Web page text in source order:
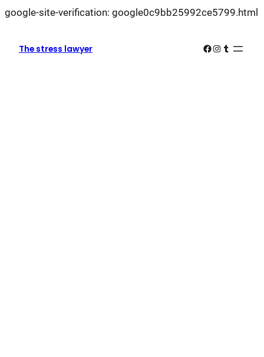
google-site-verification: google0c9bb25992ce5799.html
The stress lawyer Facebook
Instagram
Tumblr